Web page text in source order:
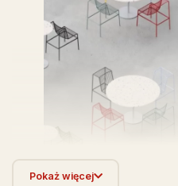
Pokaż więcej